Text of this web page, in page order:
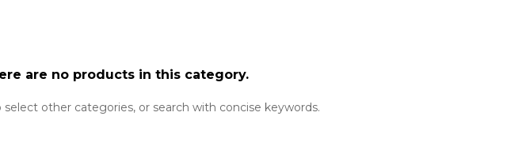
are no products in this category.
other categories, or search with concise keywords.